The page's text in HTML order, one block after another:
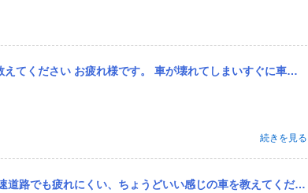
しまいすぐに車を買わないと行けない状態ですが 250万〜300万くらいで買えるSUV・コンパクトSUVを教...
続きを見る
えてください。 夫婦で東京-大阪間の移動が週に1回ほどあり、 それ以外は都内の幹線道路で通勤で車を使っています。